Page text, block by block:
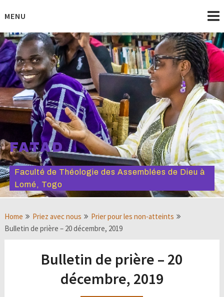
toMENU
FATAD
Faculté de Théologie des Assemblées de Dieu à
Lomé, Togo
Home Priez avec nous
Prier pour les non-atteints
Bulletin de prière – 20 décembre, 2019
Bulletin de prière – 20
décembre, 2019